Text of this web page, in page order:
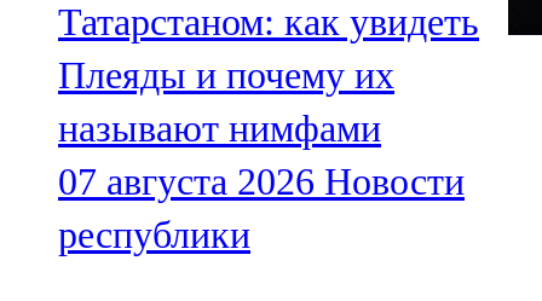
Татарстаном: как увидеть
Плеяды и почему их
называют нимфами
07 августа 2026 Новости
республики